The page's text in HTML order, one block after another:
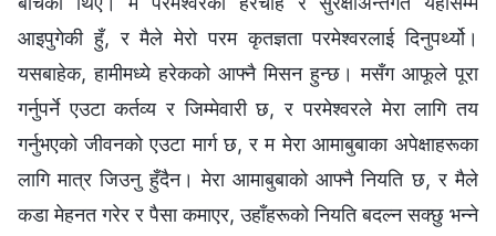
आइपुगेकी हुँ, र मैले मेरो परम कृतज्ञता परमेश्‍वरलाई दिनुपर्थ्यो।
यसबाहेक, हामीमध्ये हरेकको आफ्नै मिसन हुन्छ। मसँग आफूले पूरा
गर्नुपर्ने एउटा कर्तव्य र जिम्मेवारी छ, र परमेश्‍वरले मेरा लागि तय
गर्नुभएको जीवनको एउटा मार्ग छ, र म मेरा आमाबुबाका अपेक्षाहरूका
लागि मात्र जिउनु हुँदैन। मेरा आमाबुबाको आफ्नै नियति छ, र मैले
कडा मेहनत गरेर र पैसा कमाएर, उहाँहरूको नियति बदल्न सक्छु भन्ने